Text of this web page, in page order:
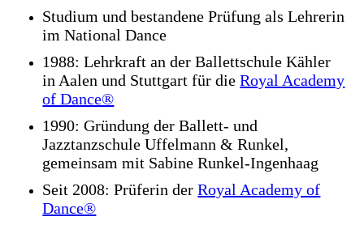
Studium und bestandene Prüfung als Lehrerin
im National Dance
1988: Lehrkraft an der Ballettschule Kähler
in Aalen und Stuttgart für dieRoyal Academy
of Dance®
1990: Gründung der Ballett- und
Jazztanzschule Uffelmann & Runkel,
gemeinsam mit Sabine Runkel-Ingenhaag
Seit 2008: Prüferin derRoyal Academy of
Dance®